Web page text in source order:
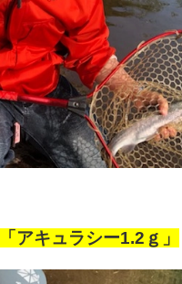
「アキュラシー1.2ｇ」